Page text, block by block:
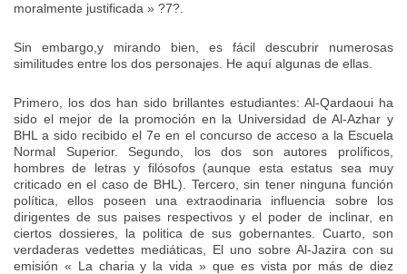
moralmente justificada » ?7?.
Sin embargo,y mirando bien, es fácil descubrir numerosas
similitudes entre los dos personajes. He aquí algunas de ellas.
Primero, los dos han sido brillantes estudiantes: Al-Qardaoui ha
sido el mejor de la promoción en la Universidad de Al-Azhar y
BHL a sido recibido el 7e en el concurso de acceso a la Escuela
Normal Superior. Segundo, los dos son autores prolíficos,
hombres de letras y filósofos (aunque esta estatus sea muy
criticado en el caso de BHL). Tercero, sin tener ninguna función
política, ellos poseen una extraodinaria influencia sobre los
dirigentes de sus paises respectivos y el poder de inclinar, en
ciertos dossieres, la politica de sus gobernantes. Cuarto, son
verdaderas vedettes mediáticas, El uno sobre Al-Jazira con su
emisión « La charia y la vida » que es vista por más de diez